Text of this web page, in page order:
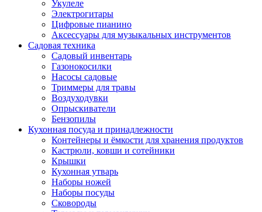
Укулеле
Электрогитары
Цифровые пианино
Аксессуары для музыкальных инструментов
Садовая техника
Садовый инвентарь
Газонокосилки
Насосы садовые
Триммеры для травы
Воздуходувки
Опрыскиватели
Бензопилы
Кухонная посуда и принадлежности
Контейнеры и ёмкости для хранения продуктов
Кастрюли, ковши и сотейники
Крышки
Кухонная утварь
Наборы ножей
Наборы посуды
Сковороды